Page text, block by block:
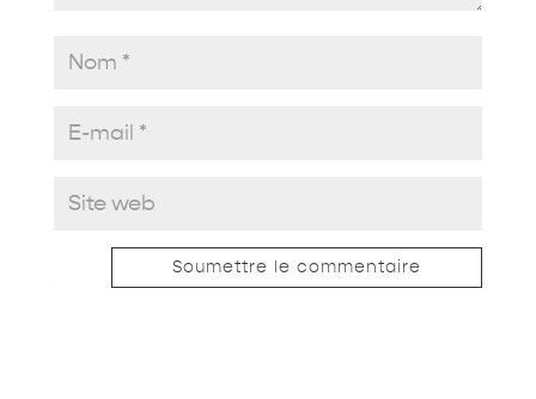
Soumettre le commentaire